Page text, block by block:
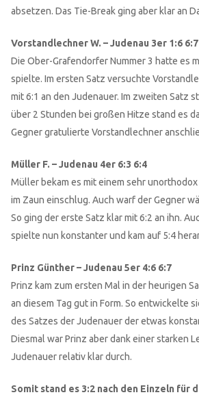
absetzen. Das Tie-Break ging aber klar an
Vorstandlechner W. – Judenau 3er 1:6 6:7
Die Ober-Grafendorfer Nummer 3 hatte es
spielte. Im ersten Satz versuchte
mit 6:1 an den Judenauer. Im zweiten Satz
über 2 Stunden bei großen Hitze stand es
Gegner gratulierte Vorstandlechner
Müller F. – Judenau 4er 6:3 6:4
Müller bekam es mit einem sehr
im Zaun einschlug. Auch warf der Gegner
So ging der erste Satz klar mit 6:2 an ihn.
spielte nun konstanter und kam auf 5:4
Prinz Günther – Judenau 5er 4:6 6:7
Prinz kam zum ersten Mal in der heurigen
an diesem Tag gut in Form. So entwickelte
des Satzes der Judenauer der etwas
Diesmal war Prinz aber dank einer starken
Judenauer relativ klar durch.
Somit stand es 3:2 nach den Einzeln für